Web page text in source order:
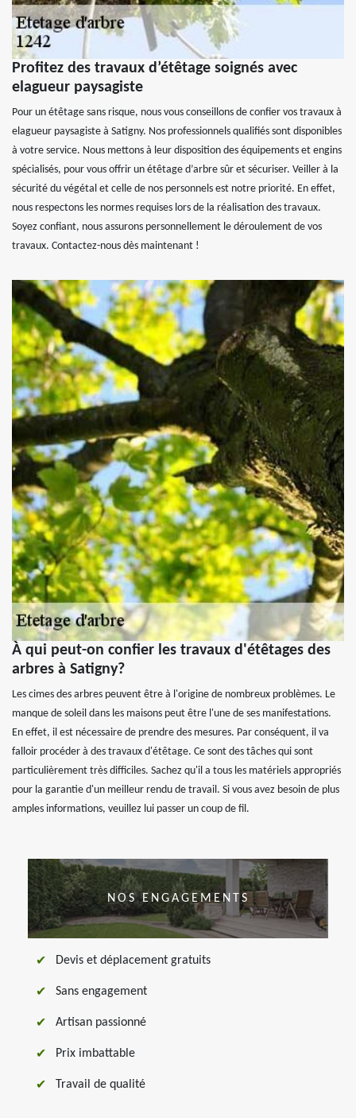
Profitez des travaux d’étêtage soignés avec
elagueur paysagiste
Pour un étêtage sans risque, nous vous conseillons de confier vos travaux à
elagueur paysagiste à Satigny. Nos professionnels qualifiés sont disponibles
à votre service. Nous mettons à leur disposition des équipements et engins
spécialisés, pour vous offrir un étêtage d’arbre sûr et sécuriser. Veiller à la
sécurité du végétal et celle de nos personnels est notre priorité. En effet,
nous respectons les normes requises lors de la réalisation des travaux.
Soyez confiant, nous assurons personnellement le déroulement de vos
travaux. Contactez-nous dès maintenant !
À qui peut-on confier les travaux d'étêtages des
arbres à Satigny?
Les cimes des arbres peuvent être à l'origine de nombreux problèmes. Le
manque de soleil dans les maisons peut être l'une de ses manifestations.
En effet, il est nécessaire de prendre des mesures. Par conséquent, il va
falloir procéder à des travaux d'étêtage. Ce sont des tâches qui sont
particulièrement très difficiles. Sachez qu'il a tous les matériels appropriés
pour la garantie d'un meilleur rendu de travail. Si vous avez besoin de plus
amples informations, veuillez lui passer un coup de fil.
NOS ENGAGEMENTS
Devis et déplacement gratuits
Sans engagement
Artisan passionné
Prix imbattable
Travail de qualité